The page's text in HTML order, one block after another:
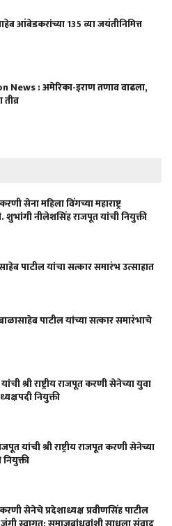
आंबेडकरांच्या 135 व्या जयंतीनिमित्त
News : अमेरिका-इराण तणाव वाढला,
करणी सेना महिला विंगच्या महाराष्ट्र
शुभांगी नीलेशसिंह राजपूत यांची नियुक्ती
पाटील यांचा सत्कार समारंभ उत्साहात
पाटील यांच्या सत्कार समारंभाचे
श्री राष्ट्रीय राजपूत करणी सेनेच्या युवा
नियुक्ती
यांची श्री राष्ट्रीय राजपूत करणी सेनेच्या
नियुक्ती
करणी सेनेचे प्रदेशाध्यक्ष प्रवीणसिंह पाटील